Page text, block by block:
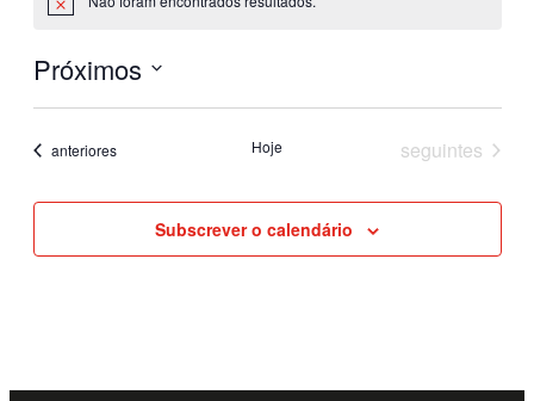
Aviso
Próximos
data.
Eventos
anteriores Hoje Eventos
seguintes
Subscrever o calendário